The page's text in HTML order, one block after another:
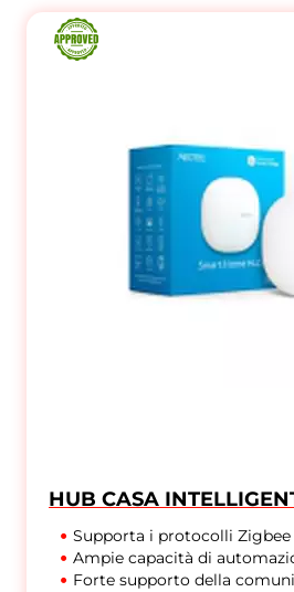
HUB CASA
Supporta i protocolli Zigbee
Ampie capacità di
Forte supporto della